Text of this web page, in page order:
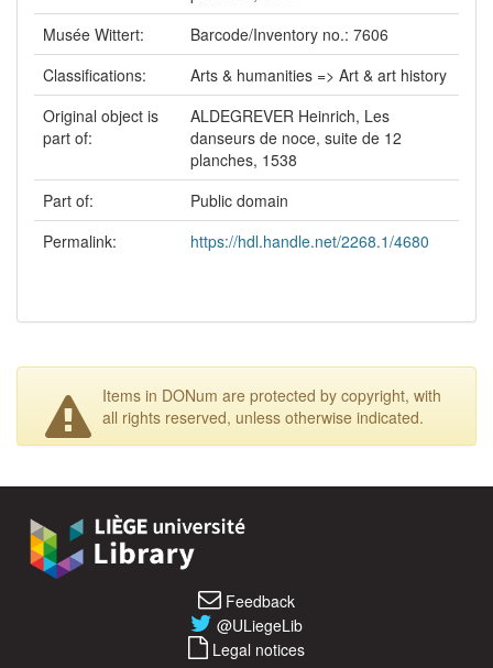
Musée Wittert:
Barcode/Inventory no.: 7606
Classifications:
Arts & humanities => Art & art history
Original object is
part of:
ALDEGREVER Heinrich, Les
danseurs de noce, suite de 12
planches, 1538
Part of:
Public domain
Permalink:
https://hdl.handle.net/2268.1/4680
Items in DONum are protected by copyright, with
all rights reserved, unless otherwise indicated.
Feedback
@ULiegeLib
Legal notices